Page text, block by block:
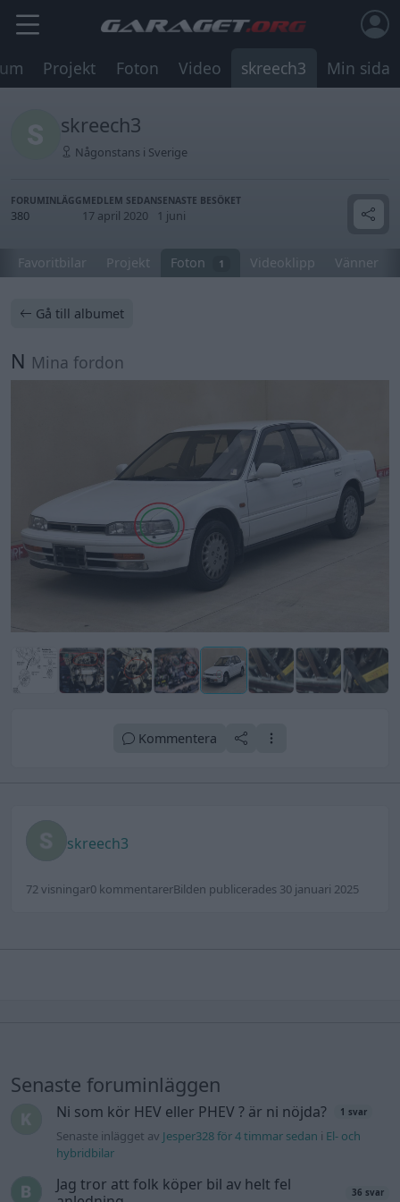
Projekt Foton Video skreech3 Min sida
skreech3
Någonstans i Sverige
FORUMINLÄGG
380
MEDLEM SEDAN
17 april 2020
SENASTE BESÖKET
1 juni
Favoritbilar Projekt Foton 1 Videoklipp Vänner
Gå till albumet
N Mina fordon
Kommentera
skreech3
72 visningar0 kommentarerBilden publicerades 30 januari 2025
Senaste foruminläggen
Ni som kör HEV eller PHEV ? är ni nöjda? 1 svar
Senaste inlägget av Jesper328 för 4 timmar sedan i El- och
hybridbilar
Jag tror att folk köper bil av helt fel
36 svar